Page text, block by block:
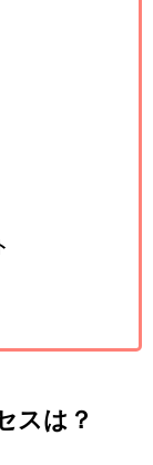
スは？